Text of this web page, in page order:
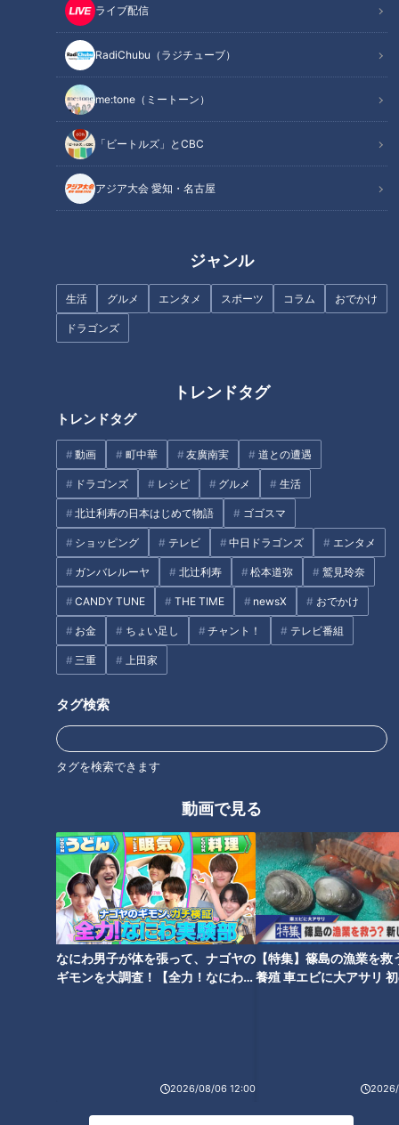
ライブ配信
RadiChubu（ラジチューブ）
me:tone（ミートーン）
「ビートルズ」とCBC
アジア大会 愛知・名古屋
ジャンル
生活 グルメ エンタメ スポーツ コラム おでかけ
ドラゴンズ
トレンドタグ
トレンドタグ
動画 町中華 友廣南実 道との遭遇
ドラゴンズ レシピ グルメ 生活
北辻利寿の日本はじめて物語 ゴゴスマ
ショッピング テレビ 中日ドラゴンズ エンタメ
ガンバレルーヤ 北辻利寿 松本道弥 鷲見玲奈
CANDY TUNE THE TIME newsX おでかけ
お金 ちょい足し チャント！ テレビ番組
三重 上田家
タグ検索
タグを検索できます
動画で見る
なにわ男子が体を張って、ナゴヤの
ギモンを大調査！【全力！なにわ実
2026/08/06 12:00
【特集】篠島の漁業を救
養殖 車エビに大アサリ
心臓が太る！？TGCVとは？
【なるほどドクター】
健診の素朴なギモン がんの内
視鏡検査【なるほどドクター】
突然 顔が痛くなる！？三叉神
経痛とは【なるほどドクター】
生医療の最先端...「eGFR」って
なに？腎臓病の真実
生たちに出会う！愛知県江南市
生活 健康 水城あやの
オススメ関連コンテンツ
視鏡検査【なるほどドクター】
糖尿病は夏に悪化しやすい！？
糖尿病と人工透析【チャン
夏、命の危険も！？急性腎障害
とは【チャント！】